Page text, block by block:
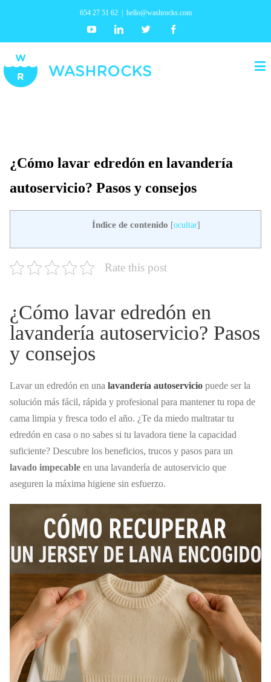
654 27 51 62 hello@washrocks.com
YoutubeLinkedin Twitter
¿Cómo lavar edredón en lavandería
autoservicio? Pasos y consejos
Índice de contenido [ocultar]
Rate this post
¿Cómo lavar edredón en
lavandería autoservicio? Pasos
y consejos
Lavar un edredón en una lavandería autoservicio puede ser la
solución más fácil, rápida y profesional para mantener tu ropa de
cama limpia y fresca todo el año. ¿Te da miedo maltratar tu
edredón en casa o no sabes si tu lavadora tiene la capacidad
suficiente? Descubre los beneficios, trucos y pasos para un
lavado impecable en una lavandería de autoservicio que
aseguren la máxima higiene sin esfuerzo.